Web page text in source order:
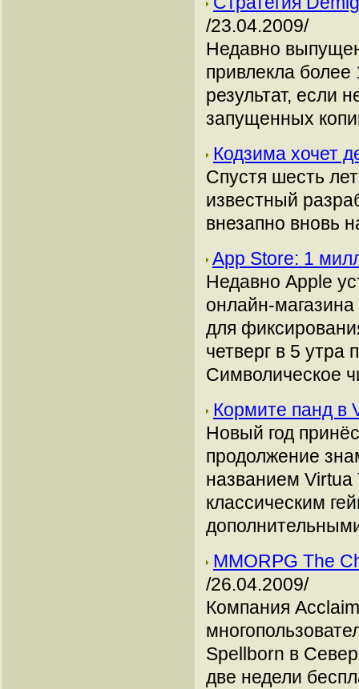
/23.04.2009/
Недавно
привлекла
результат, если
запущенных
Кодзима хочет
Спустя шесть
известный
внезапно вновь
App Store: 1
Недавно Apple
онлайн-
для
четверг в 5
Символическое
Кормите панд в
Новый год
продолжение
названием Virtua
классическим
MMORPG The
/26.04.2009/
Компания
Spellborn в
две недели